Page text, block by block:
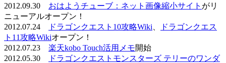
2012.09.30 おはようチューブ：ネット画像縮小サイト がリ
ニューアルオープン！
2012.07.24
ドラゴンクエスト10攻略Wiki
ドラゴンクエス
ト11攻略Wikiオープン！
2012.07.23 楽天kobo Touch活用メモ開始
2012.05.30
ドラゴンクエストモンスターズ テリーのワンダ